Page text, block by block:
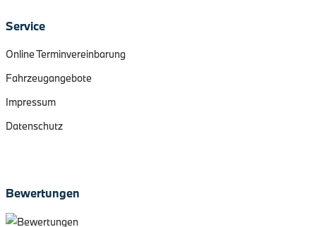
Service
Online Terminvereinbarung
Fahrzeugangebote
Impressum
Datenschutz
Bewertungen